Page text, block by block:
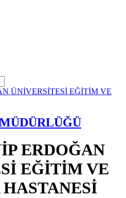
ERDOĞAN
EĞİTİM VE